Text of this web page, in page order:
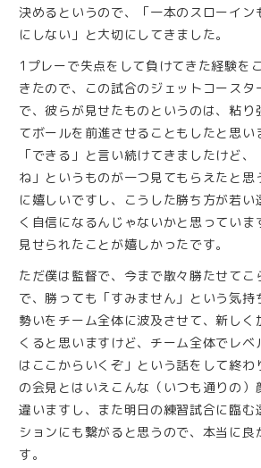
決めるというので、「一本のスローイン
にしない」と大切にしてきました。
1プレーで失点をして負けてきた経験を
きたので、この試合のジェットコースタ
で、彼らが見せたものというのは、粘り
てボールを前進させることもしたと思い
「できる」と言い続けてきましたけど
ね」というものが一つ見てもらえたと思
に嬉しいですし、こうした勝ち方が若い
く自信になるんじゃないかと思っていま
見せられたことが嬉しかったです。
ただ僕は監督で、今まで散々勝たせてこ
で、勝っても「すみません」という気持
勢いをチーム全体に波及させて、新しく
くると思いますけど、チーム全体でレベ
はここからいくぞ」という話をして終わ
の会見とはいえこんな（いつも通りの）
違いますし、また明日の練習試合に臨む
ションにも繋がると思うので、本当に良
す。